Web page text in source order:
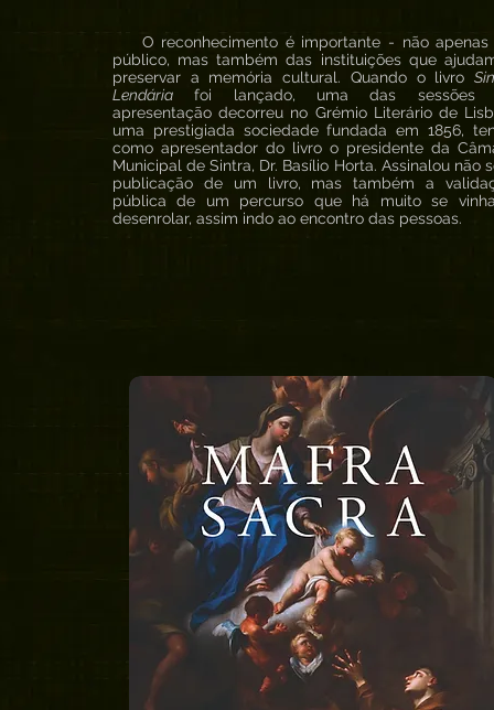
O reconhecimento é importante - não apenas
público, mas também das instituições que
preservar a memória cultural. Quando o livro
Lendária foi lançado, uma das sessões
apresentação decorreu no Grémio Literário de
uma prestigiada sociedade fundada em 1856,
como apresentador do livro o presidente da
Municipal de Sintra, Dr. Basílio Horta. Assinalou não
publicação de um livro, mas também a
pública de um percurso que há muito se
desenrolar, assim indo ao encontro das pessoas.